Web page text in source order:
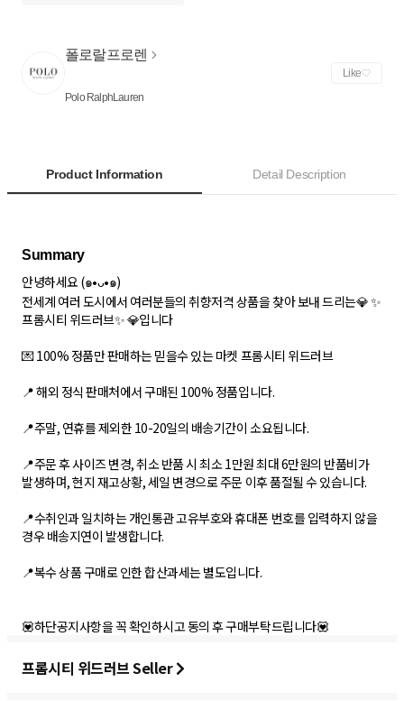
폴로랄프로렌
Polo RalphLauren
Like
Product Information Detail Description
Summary
안녕하세요 (๑•ᴗ•๑)
전세계 여러 도시에서 여러분들의 취향저격 상품을 찾아 보내 드리는💎 ✨
프롬시티 위드러브✨ 💎입니다
💌 100% 정품만 판매하는 믿을수 있는 마켓 프롬시티 위드러브
📍 해외 정식 판매처에서 구매된 100% 정품입니다.
📍주말, 연휴를 제외한 10-20일의 배송기간이 소요됩니다.
📍주문 후 사이즈 변경, 취소 반품 시 최소 1만원 최대 6만원의 반품비가
발생하며, 현지 재고상황, 세일 변경으로 주문 이후 품절될 수 있습니다.
📍수취인과 일치하는 개인통관 고유부호와 휴대폰 번호를 입력하지 않을
경우 배송지연이 발생합니다.
📍복수 상품 구매로 인한 합산과세는 별도입니다.
💟하단공지사항을 꼭 확인하시고 동의 후 구매부탁드립니다💟
프롬시티 위드러브 Seller